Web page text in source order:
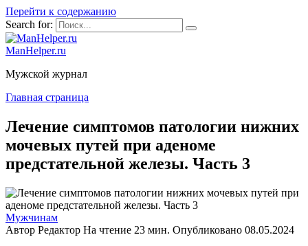
Перейти к содержанию
Search for:
ManHelper.ru
Мужской журнал
Главная страница
Лечение симптомов патологии нижних
мочевых путей при аденоме
предстательной железы. Часть 3
Мужчинам
Автор Редактор На чтение 23 мин. Опубликовано 08.05.2024